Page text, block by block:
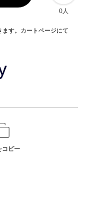
0人
す。カートページにて
コピー